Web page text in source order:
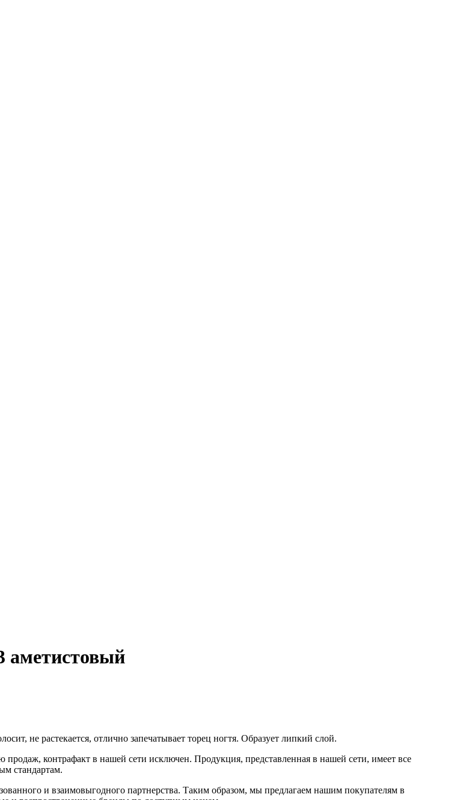
аметистовый
не растекается, отлично запечатывает торец ногтя. Образует липкий слой.
контрафакт в нашей сети исключен. Продукция, представленная в нашей сети, имеет все
стандартам.
и взаимовыгодного партнерства. Таким образом, мы предлагаем нашим покупателям в